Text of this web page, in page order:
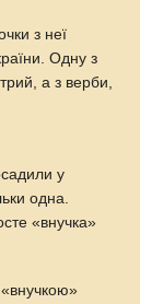
з неї
Одну з
а з верби,
у
одна.
«внучка»
«внучкою»